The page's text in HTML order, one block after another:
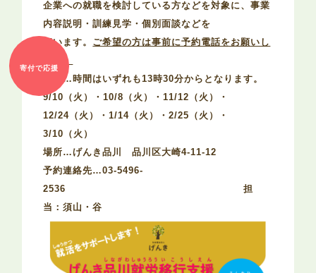
企業への就職を検討している方などを対象に、事業
内容説明・訓練見学・個別面談などを
行います。 ご希望の方は事前に予約電話をお願いし
ます。
日程…時間はいずれも13時30分からとなります。
9/10（火）・10/8（火）・11/12（火）・
12/24（火）・1/14（火）・2/25（火）・
3/10（火）
場所…げんき品川 品川区大崎4-11-12
予約連絡先…03-5496-
2536 担
当：須山・谷
寄付で応援